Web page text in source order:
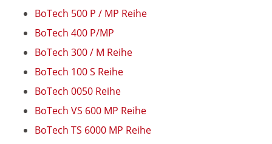
BoTech 500 P / MP Reihe
BoTech 400 P/MP
BoTech 300 / M Reihe
BoTech 100 S Reihe
BoTech 0050 Reihe
BoTech VS 600 MP Reihe
BoTech TS 6000 MP Reihe